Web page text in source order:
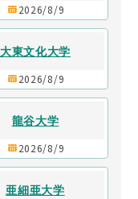
2026/8/9
大東文化大学
2026/8/9
龍谷大学
2026/8/9
亜細亜大学